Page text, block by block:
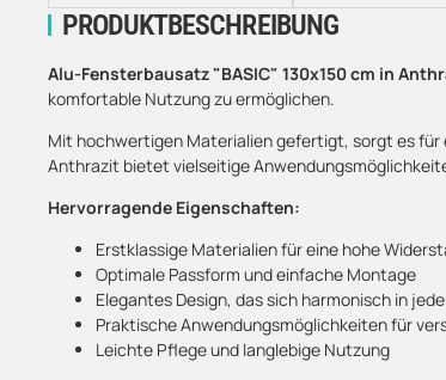
PRODUKTBESCHREIBUNG
Alu-Fensterbausatz "BASIC" 130x150 cm in
komfortable Nutzung zu ermöglichen.
Mit hochwertigen Materialien gefertigt, sorgt es für
Anthrazit bietet vielseitige
Hervorragende Eigenschaften:
Erstklassige Materialien für eine hohe
Optimale Passform und einfache Montage
Elegantes Design, das sich harmonisch in
Praktische Anwendungsmöglichkeiten für
Leichte Pflege und langlebige Nutzung